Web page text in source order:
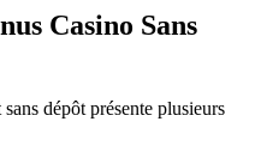
Casino Sans
dépôt présente plusieurs